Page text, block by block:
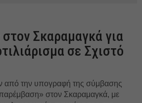
Σκαραμαγκά για
σε Σχιστό
από την υπογραφή της σύμβασης
παρέμβαση» στον Σκαραμαγκά, με